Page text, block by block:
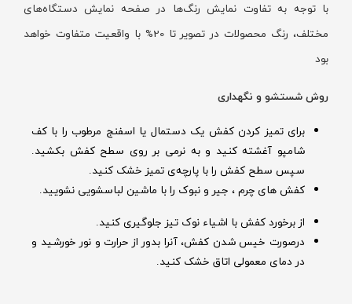
با توجه به تفاوت نمایش رنگ‌ها در صفحه نمایش دستگاه‌های
مختلف، رنگ محصولات در تصویر تا 20% با واقعیت متفاوت خواهد
بود
روش شستشو و نگهداری
برای تمیز کردن کفش یک دستمال یا اسفنج مرطوب را با کف
شامپو آغشته کنید و به نرمی بر روی سطح کفش بکشید.
سپس سطح کفش را با پارچه‌ی تمیز خشک کنید.
کفش های چرم ، جیر و نبوک را با ماشین لباسشویی نشویید.
از برخورد کفش با اشیاء نوک تیز جلوگیری کنید.
درصورت خیس شدن کفش‌، آنرا بدور از حرارت و نور خورشید و
در دمای معمولی اتاق خشک کنید.